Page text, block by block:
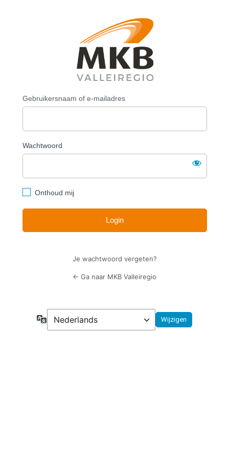
Gebruikersnaam of e-mailadres
Wachtwoord
Onthoud mij
Je wachtwoord vergeten?
← Ga naar MKB Valleiregio
Taal